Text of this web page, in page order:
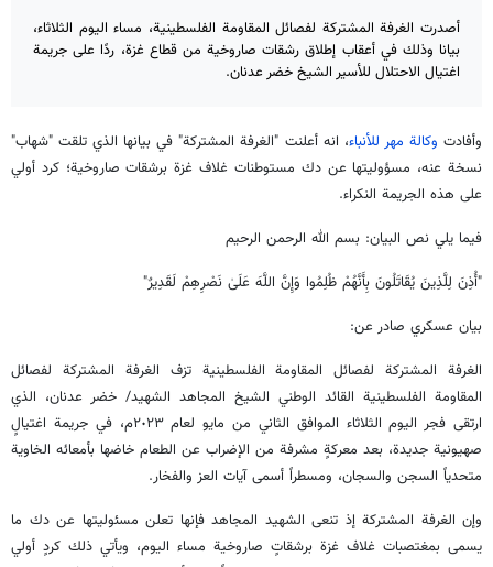
أصدرت الغرفة المشتركة لفصائل المقاومة الفلسطينية، مساء اليوم الثلاثاء،
بيانا وذلك في أعقاب إطلاق رشقات صاروخية من قطاع غزة، ردًا على جريمة
اغتيال الاحتلال للأسير الشيخ خضر عدنان.
وأفادت وكالة مهر للأنباء، انه أعلنت "الغرفة المشتركة" في بيانها الذي تلقت "شهاب"
نسخة عنه، مسؤوليتها عن دك مستوطنات غلاف غزة برشقات صاروخية؛ كرد أولي
على هذه الجريمة النكراء.
فيما يلي نص البيان: بسم الله الرحمن الرحيم
"أُذِنَ لِلَّذِينَ يُقَاتَلُونَ بِأَنَّهُمْ ظُلِمُوا وَإِنَّ اللَّهَ عَلَىٰ نَصْرِهِمْ لَقَدِيرٌ"
بيان عسكري صادر عن:
الغرفة المشتركة لفصائل المقاومة الفلسطينية تزف الغرفة المشتركة لفصائل
المقاومة الفلسطينية القائد الوطني الشيخ المجاهد الشهيد/ خضر عدنان، الذي
ارتقى فجر اليوم الثلاثاء الموافق الثاني من مايو لعام ٢٠٢٣م، في جريمة اغتيالٍ
صهيونية جديدة، بعد معركةٍ مشرفة من الإضراب عن الطعام خاضها بأمعائه الخاوية
متحدياً السجن والسجان، ومسطراً أسمى آيات العز والفخار.
وإن الغرفة المشتركة إذ تنعى الشهيد المجاهد فإنها تعلن مسئوليتها عن دك ما
يسمى بمغتصبات غلاف غزة برشقاتٍ صاروخية مساء اليوم، ويأتي ذلك كردٍ أولي